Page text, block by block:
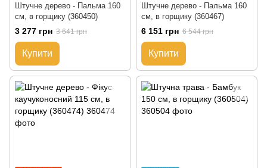
Штучне дерево - Пальма 160
см, в горщику (360450)
3 277 грн 3 641 грн
Купити
Штучне дерево - Пальма 160
см, в горщику (360467)
6 151 грн 6 544 грн
Купити